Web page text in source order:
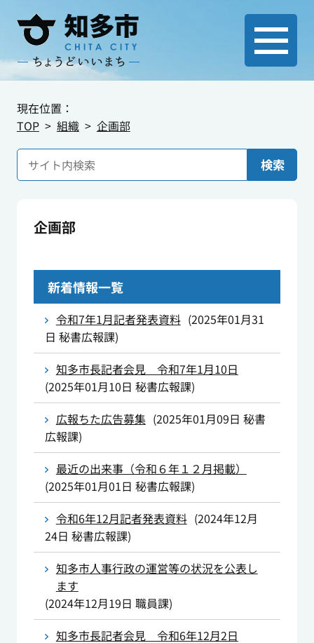
現在位置：
TOP
組織 企画部
検索
企画部
新着情報一覧
令和7年1月記者発表資料 (2025年01月31
日 秘書広報課)
知多市長記者会見 令和7年1月10日
(2025年01月10日 秘書広報課)
広報ちた広告募集 (2025年01月09日 秘書
広報課)
最近の出来事（令和６年１２月掲載）
(2025年01月01日 秘書広報課)
令和6年12月記者発表資料 (2024年12月
24日 秘書広報課)
知多市人事行政の運営等の状況を公表し
ます
(2024年12月19日 職員課)
知多市長記者会見 令和6年12月2日